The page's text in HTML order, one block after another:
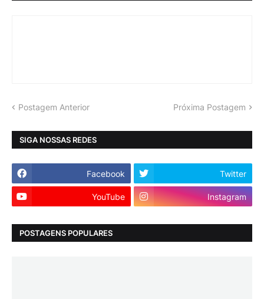
Postagem Anterior Próxima Postagem
SIGA NOSSAS REDES
Facebook Twitter
YouTube Instagram
POSTAGENS POPULARES